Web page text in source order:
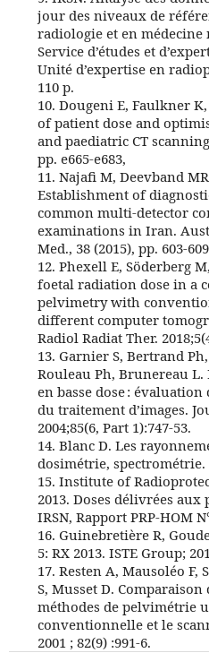
jour des niveaux de
radiologie et en médecine
Service d’études et
Unité d’expertise en
110 p.
10. Dougeni E, Faulkner
of patient dose and
and paediatric CT
pp. e665-e683,
11. Najafi M, Deevband
Establishment of
common multi-detector
examinations in Iran.
Med., 38 (2015), pp. 603-
12. Phexell E, Söderberg
foetal radiation dose in a
pelvimetry with
different computer
Radiol Radiat Ther.
13. Garnier S, Bertrand
Rouleau Ph, Brunereau
en basse dose :
du traitement d’images.
2004;85(6, Part 1):747‑53.
14. Blanc D. Les
dosimétrie, spectrométrie.
15. Institute of
2013. Doses délivrées
IRSN, Rapport PRP-HOM
16. Guinebretière R,
5: RX 2013. ISTE Group;
17. Resten A, Mausoléo F,
S, Musset D.
méthodes de pelvimétrie
conventionnelle et le
2001 ; 82(9) :991-6.